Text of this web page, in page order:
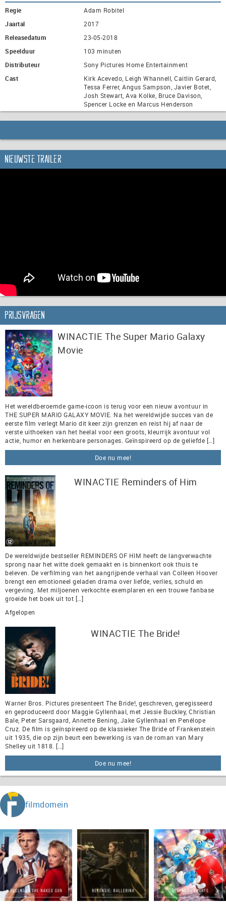
Regie
Adam Robitel
Jaartal
2017
Releasedatum
23-05-2018
Speelduur
103 minuten
Distributeur
Sony Pictures Home Entertainment
Cast
Kirk Acevedo, Leigh Whannell, Caitlin Gerard,
Tessa Ferrer, Angus Sampson, Javier Botet,
Josh Stewart, Ava Kolke, Bruce Davison,
Spencer Locke en Marcus Henderson
Nieuwste trailer
Prijsvragen
WINACTIE The Super Mario Galaxy
Movie
Het wereldberoemde game-icoon is terug voor een nieuw avontuur in
THE SUPER MARIO GALAXY MOVIE. Na het wereldwijde succes van de
eerste film verlegt Mario dit keer zijn grenzen en reist hij af naar de
verste uithoeken van het heelal voor een groots, kleurrijk avontuur vol
actie, humor en herkenbare personages. Geïnspireerd op de geliefde […]
Doe nu mee!
WINACTIE Reminders of Him
De wereldwijde bestseller REMINDERS OF HIM heeft de langverwachte
sprong naar het witte doek gemaakt en is binnenkort ook thuis te
beleven. De verfilming van het aangrijpende verhaal van Colleen Hoover
brengt een emotioneel geladen drama over liefde, verlies, schuld en
vergeving. Met miljoenen verkochte exemplaren en een trouwe fanbase
groeide het boek uit tot […]
Afgelopen
WINACTIE The Bride!
Warner Bros. Pictures presenteert The Bride!, geschreven, geregisseerd
en geproduceerd door Maggie Gyllenhaal, met Jessie Buckley, Christian
Bale, Peter Sarsgaard, Annette Bening, Jake Gyllenhaal en Penélope
Cruz. De film is geïnspireerd op de klassieker The Bride of Frankenstein
uit 1935, die op zijn beurt een bewerking is van de roman van Mary
Shelley uit 1818. […]
Doe nu mee!
filmdomein